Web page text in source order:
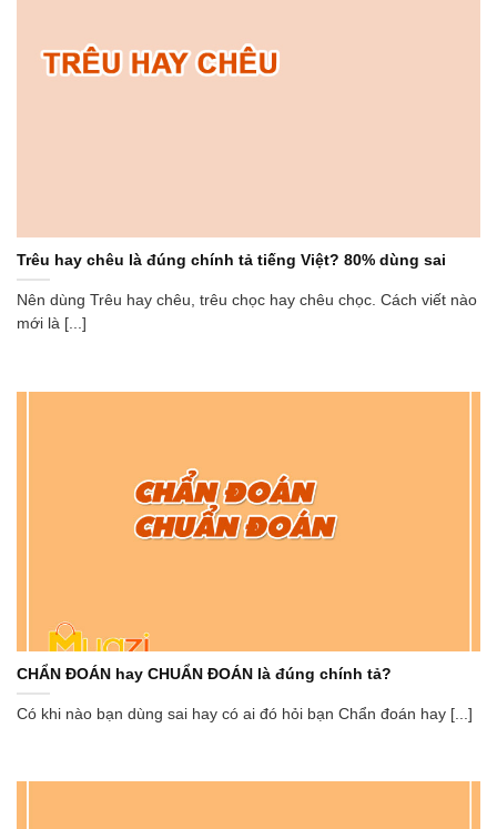
Trêu hay chêu là đúng chính tả tiếng Việt? 80% dùng sai
Nên dùng Trêu hay chêu, trêu chọc hay chêu chọc. Cách viết nào
mới là [...]
CHẨN ĐOÁN hay CHUẨN ĐOÁN là đúng chính tả?
Có khi nào bạn dùng sai hay có ai đó hỏi bạn Chẩn đoán hay [...]